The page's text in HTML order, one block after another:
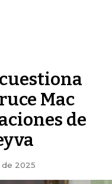
Mac
de
de 2025